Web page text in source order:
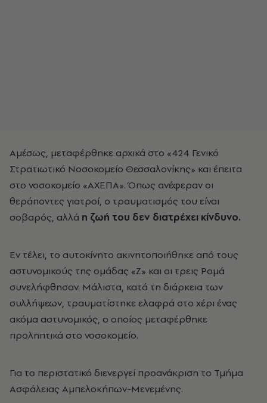
Αμέσως, μεταφέρθηκε αρχικά στο «424 Γενικό
Στρατιωτικό Νοσοκομείο Θεσσαλονίκης» και έπειτα
στο νοσοκομείο «ΑΧΕΠΑ». Όπως ανέφεραν οι
θεράποντες γιατροί, ο τραυματισμός του είναι
σοβαρός, αλλά η ζωή του δεν διατρέχει κίνδυνο.
Εν τέλει, το αυτοκίνητο ακινητοποιήθηκε από τους
αστυνομικούς της ομάδας «Ζ» και οι τρεις Ρομά
συνελήφθησαν. Μάλιστα, κατά τη διάρκεια των
συλλήψεων, τραυματίστηκε ελαφρά στο χέρι ένας
ακόμα αστυνομικός, ο οποίος μεταφέρθηκε
προληπτικά στο νοσοκομείο.
Για το περιστατικό διενεργεί προανάκριση το Τμήμα
Ασφάλειας Αμπελοκήπων-Μενεμένης.